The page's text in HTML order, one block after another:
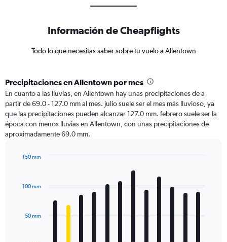
Información de Cheapflights
Todo lo que necesitas saber sobre tu vuelo a Allentown
Precipitaciones en Allentown por mes
En cuanto a las lluvias, en Allentown hay unas precipitaciones de a
partir de 69.0 - 127.0 mm al mes. julio suele ser el mes más lluvioso, ya
que las precipitaciones pueden alcanzar 127.0 mm. febrero suele ser la
época con menos lluvias en Allentown, con unas precipitaciones de
aproximadamente 69.0 mm.
with
12
The
50 mm
100 mm
150 mm